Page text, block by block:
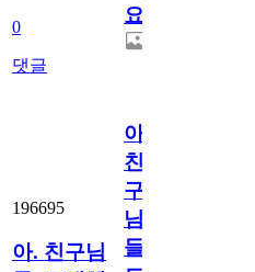
0
댓글
요.
196695
아. 친구님
아.
친
구
님
들.